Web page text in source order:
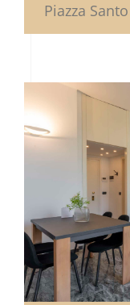
Piazza